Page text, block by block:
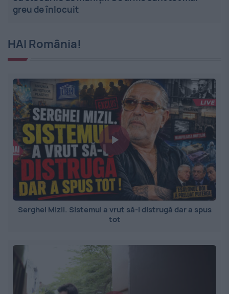
greu de înlocuit
HAI România!
Serghei Mizil. Sistemul a vrut să-l distrugă dar a spus
tot